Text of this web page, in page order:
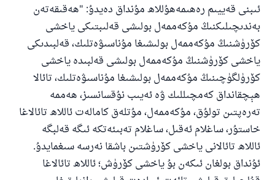
ئىبنى قەييىم رەھىمەھۇللاھ مۇنداق دەيدۇ: "ھەقىقەتەن
بەندىچىلىكنىڭ مۇكەممەل بولىشى قەلىبتىكى ياخشى
كۆرۈشنىڭ مۇكەممەل بولىشىغا مۇناسىۋەتلىك، قەلبىدىكى
ياخشى كۆرۈشنىڭ مۇكەممەل بولىشى قەلبىدە ياخشى
كۆرۈلگۈچىنىڭ مۇكەممەل بولىشىغا مۇناسىۋەتلىك، تائالا
ھېچقانداق كەمچىللىك ۋە ئەيىب نۇقسانسىز، ھەممە
تەرەپتىن تولۇق، مۇكەممەل، مۇتلەق كامالەت ئاللاھ تائالاغا
خاستۇر، ساغلام ئەقىل، ساغلام تەبىئەتكە ئىگە قەلبگە
ئاللاھ تائالانى ياخشى كۆرۈشتىن باشقا نەرسە سىغمايدۇ.
ئۇنداق بولغان ئىكەن بۇ ياخشى كۆرۈش؛ ئاللاھ تائالاغا